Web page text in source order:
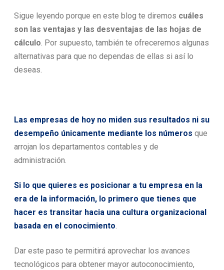
Sigue leyendo porque en este blog te diremos cuáles
son las ventajas y las desventajas de las hojas de
cálculo . Por supuesto, también te ofreceremos algunas
alternativas para que no dependas de ellas si así lo
deseas.
Las empresas de hoy no miden sus resultados ni su
desempeño únicamente mediante los números que
arrojan los departamentos contables y de
administración.
Si lo que quieres es posicionar a tu empresa en la
era de la información, lo primero que tienes que
hacer es transitar hacia una cultura organizacional
basada en el conocimiento.
Dar este paso te permitirá aprovechar los avances
tecnológicos para obtener mayor autoconocimiento,